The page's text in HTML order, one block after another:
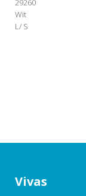
29260
Wit
L/ S
Vivas